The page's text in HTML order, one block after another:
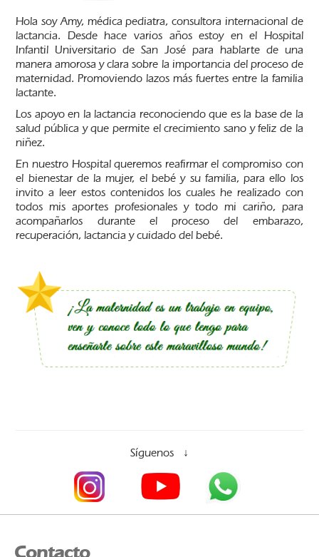
Hola soy Amy, médica pediatra, consultora internacional de
lactancia. Desde hace varios años estoy en el Hospital
Infantil Universitario de San José para hablarte de una
manera amorosa y clara sobre la importancia del proceso de
maternidad. Promoviendo lazos más fuertes entre la familia
lactante.
Los apoyo en la lactancia reconociendo que es la base de la
salud pública y que permite el crecimiento sano y feliz de la
niñez.
En nuestro Hospital queremos reafirmar el compromiso con
el bienestar de la mujer, el bebé y su familia, para ello los
invito a leer estos contenidos los cuales he realizado con
todos mis aportes profesionales y todo mi cariño, para
acompañarlos durante el proceso del embarazo,
recuperación, lactancia y cuidado del bebé.
Síguenos ↓
Contacto